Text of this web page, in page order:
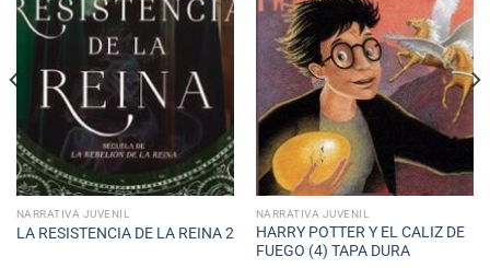
NARRATIVA JUVENIL
LA RESISTENCIA DE LA REINA 2
NARRATIVA JUVENIL
HARRY POTTER Y EL CALIZ DE
FUEGO (4) TAPA DURA